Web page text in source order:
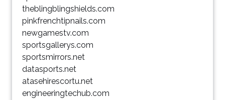
theblingblingshields.com
pinkfrenchtipnails.com
newgamestv.com
sportsgallerys.com
sportsmirrors.net
datasports.net
atasehirescortu.net
engineeringtechub.com